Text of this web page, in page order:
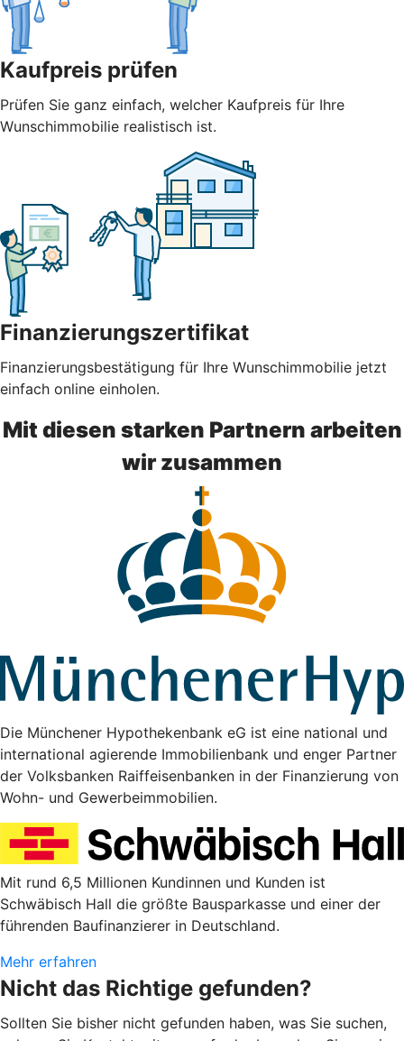
Kaufpreis prüfen
Prüfen Sie ganz einfach, welcher Kaufpreis für Ihre
Wunschimmobilie realistisch ist.
Finanzierungszertifikat
Finanzierungsbestätigung für Ihre Wunschimmobilie jetzt
einfach online einholen.
Mit diesen starken Partnern arbeiten
wir zusammen
Die Münchener Hypothekenbank eG ist eine national und
international agierende Immobilienbank und enger Partner
der Volksbanken Raiffeisenbanken in der Finanzierung von
Wohn- und Gewerbeimmobilien.
Mit rund 6,5 Millionen Kundinnen und Kunden ist
Schwäbisch Hall die größte Bausparkasse und einer der
führenden Baufinanzierer in Deutschland.
Mehr erfahren
Nicht das Richtige gefunden?
Sollten Sie bisher nicht gefunden haben, was Sie suchen,